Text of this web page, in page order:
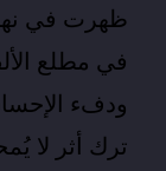
ظهرت في
في مطلع
ودفء
ترك أثر لا